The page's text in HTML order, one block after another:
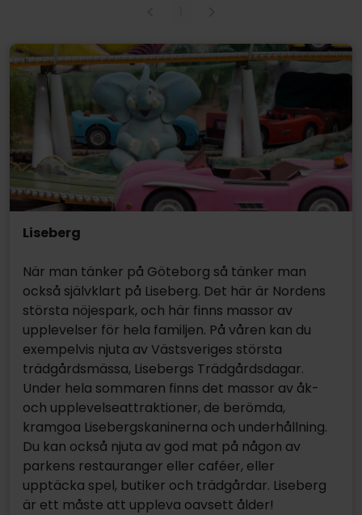
Liseberg
När man tänker på Göteborg så tänker man
också självklart på Liseberg. Det här är Nordens
största nöjespark, och här finns massor av
upplevelser för hela familjen. På våren kan du
exempelvis njuta av Västsveriges största
trädgårdsmässa, Lisebergs Trädgårdsdagar.
Under hela sommaren finns det massor av åk-
och upplevelseattraktioner, de berömda,
kramgoa Lisebergskaninerna och underhållning.
Du kan också njuta av god mat på någon av
parkens restauranger eller caféer, eller
upptäcka spel, butiker och trädgårdar. Liseberg
är ett måste att uppleva oavsett ålder!